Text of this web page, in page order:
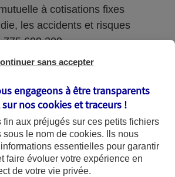
à cotisations fixes
les accidents et risques
775 699 309
: 313 Terrasses de l’Arche –
de l'Autorité de contrôle
résolution (ACPR) : - 4
- CS 92459 - 75436
Le détail des procédures de
et les
sans accepter
engageons à être transparents
noscookies et traceurs !
fin aux préjugés sur ces petits fichiers
sous le nom de cookies. Ils nous
essentielles pour garantir
faire évoluer votre expérience en
de votre vie privée.